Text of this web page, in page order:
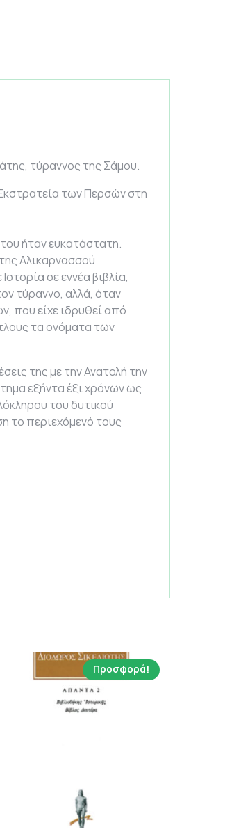
τύραννος της Σάμου.
των Περσών στη
ήταν ευκατάστατη.
Αλικαρνασσού
σε εννέα βιβλία,
τύραννο, αλλά, όταν
που είχε ιδρυθεί από
τα ονόματα των
της με την Ανατολή την
εξήντα έξι χρόνων ως
του δυτικού
το περιεχόμενό τους
Προσφορά!